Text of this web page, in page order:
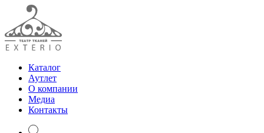
Каталог
Аутлет
О компании
Медиа
Контакты